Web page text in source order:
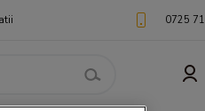
0725